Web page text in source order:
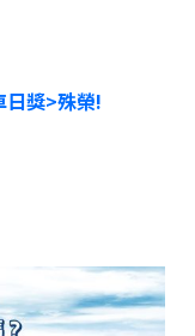
日獎>殊榮!